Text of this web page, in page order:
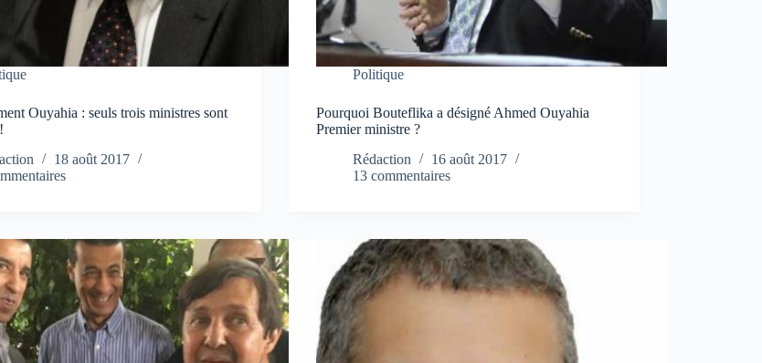
Ouyahia : seuls trois ministres sont
18 août 2017
Politique
Pourquoi Bouteflika a désigné Ahmed Ouyahia
Premier ministre ?
Rédaction
16 août 2017
13 commentaires